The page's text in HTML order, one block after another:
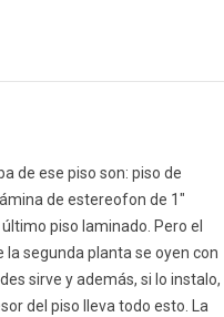
de ese piso son: piso de
de estereofon de 1″
piso laminado. Pero el
la segunda planta se oyen con
sirve y además, si lo instalo,
del piso lleva todo esto. La